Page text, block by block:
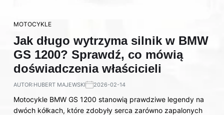
MOTOCYKLE
Jak długo wytrzyma silnik w BMW
GS 1200? Sprawdź, co mówią
doświadczenia właścicieli
AUTOR:HUBERT MAJEWSKI 2026-02-14
Motocykle BMW GS 1200 stanowią prawdziwe legendy na
dwóch kółkach, które zdobyły serca zarówno zapalonych